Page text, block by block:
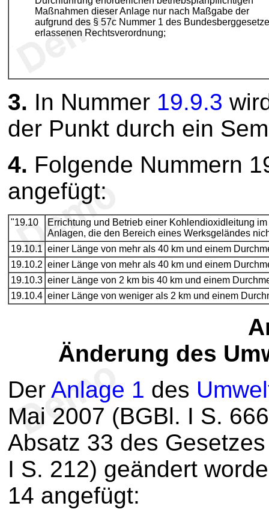
Maßnahmen dieser Anlage nur nach Maßgabe der
aufgrund des § 57c Nummer 1 des
erlassenen Rechtsverordnung;
3. In Nummer 19.9.3
der Punkt durch ein
4. Folgende Nummern
angefügt:
"19.10
Errichtung und Betrieb einer Kohlendioxidleitung
Anlagen, die den Bereich eines Werksgeländes
19.10.1 einer Länge von mehr als 40 km und einem
19.10.2 einer Länge von mehr als 40 km und einem
19.10.3 einer Länge von 2 km bis 40 km und einem
19.10.4 einer Länge von weniger als 2 km und einem
Änderung des
Der Anlage 1 des
Mai 2007 (BGBl. I S.
Absatz 33 des
I S. 212) geändert
14 angefügt: